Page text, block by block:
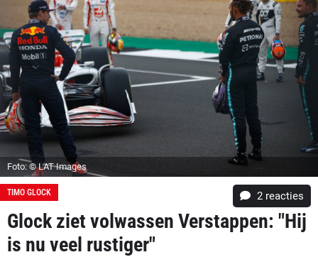
Foto: © LAT Images
TIMO GLOCK 2 reacties
Glock ziet volwassen Verstappen: "Hij
is nu veel rustiger"